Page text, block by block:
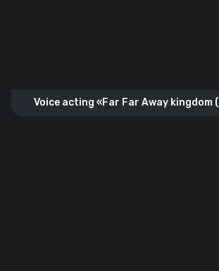
Voice acting «Far Far Away kingdom